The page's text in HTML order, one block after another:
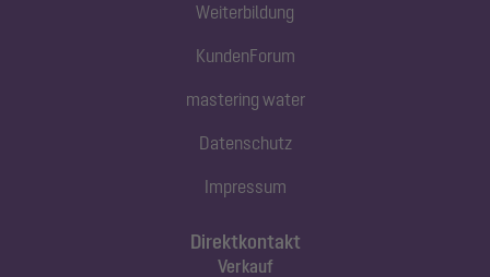
Direktkontakt
Verkauf
Weiterbildung
KundenForum
mastering water
Datenschutz
Impressum